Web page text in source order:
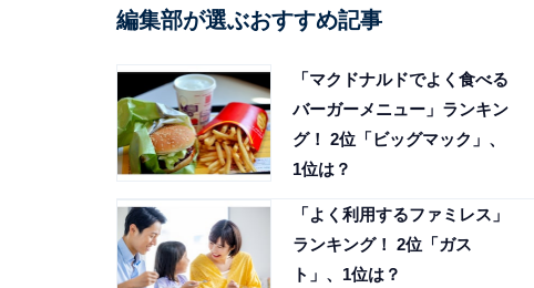
編集部が選ぶおすすめ記事
「マクドナルドでよく食べる
バーガーメニュー」ランキン
グ！ 2位「ビッグマック」、
1位は？
「よく利用するファミレス」
ランキング！ 2位「ガス
ト」、1位は？